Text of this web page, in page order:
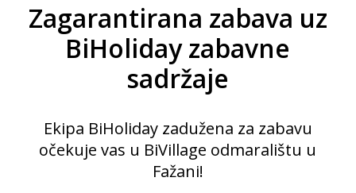
Zagarantirana zabava uz
BiHoliday zabavne
sadržaje
Ekipa BiHoliday zadužena za zabavu
očekuje vas u BiVillage odmaralištu u
Fažani!